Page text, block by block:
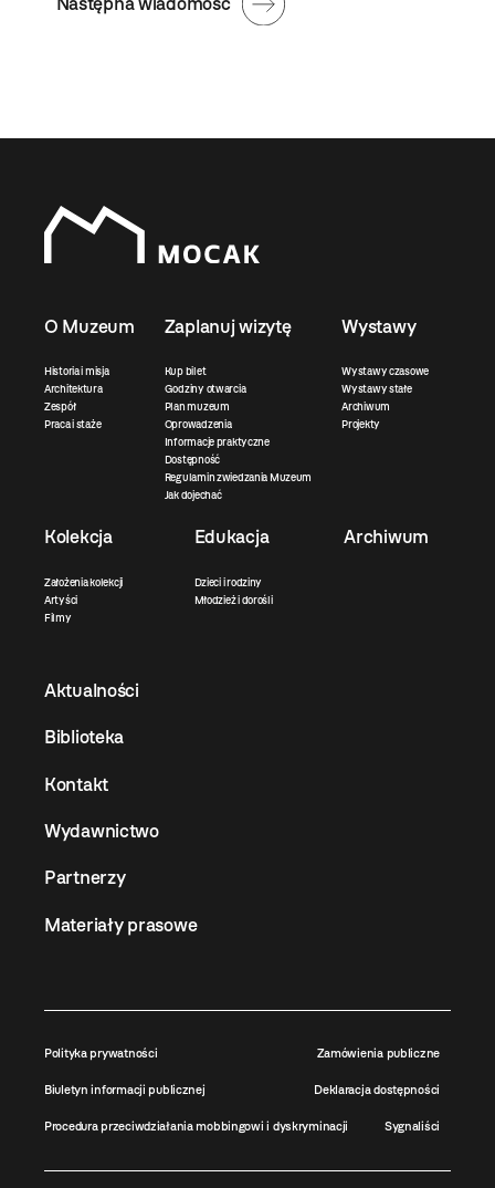
O Muzeum
Historia i misja
Architektura
Zespół
Praca i staże
Zaplanuj wizytę
Kup bilet
Godziny otwarcia
Plan muzeum
Oprowadzenia
Informacje praktyczne
Dostępność
Regulamin zwiedzania Muzeum
Jak dojechać
Wystawy
Wystawy czasowe
Wystawy stałe
Archiwum
Projekty
Kolekcja
Założenia kolekcji
Artyści
Filmy
Edukacja
Dzieci i rodziny
Młodzież i dorośli
Archiwum
Aktualności
Biblioteka
Kontakt
Wydawnictwo
Partnerzy
Materiały prasowe
Polityka prywatności Zamówienia publiczne
Biuletyn informacji publicznej Deklaracja dostępności
Procedura przeciwdziałania mobbingowi i dyskryminacji Sygnaliści